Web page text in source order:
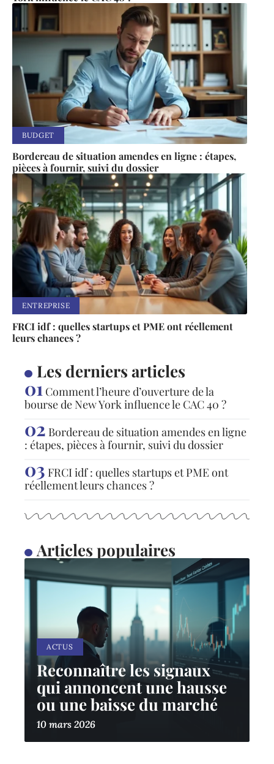
BUDGET
Bordereau de situation amendes en ligne : étapes,
pièces à fournir, suivi du dossier
ENTREPRISE
FRCI idf : quelles startups et PME ont réellement
leurs chances ?
Les derniers articles
Comment l’heure d’ouverture de la
bourse de New York influence le CAC 40 ?
Bordereau de situation amendes en ligne
: étapes, pièces à fournir, suivi du dossier
FRCI idf : quelles startups et PME ont
réellement leurs chances ?
Articles populaires
ACTUS
Reconnaître les signaux
qui annoncent une hausse
ou une baisse du marché
10 mars 2026